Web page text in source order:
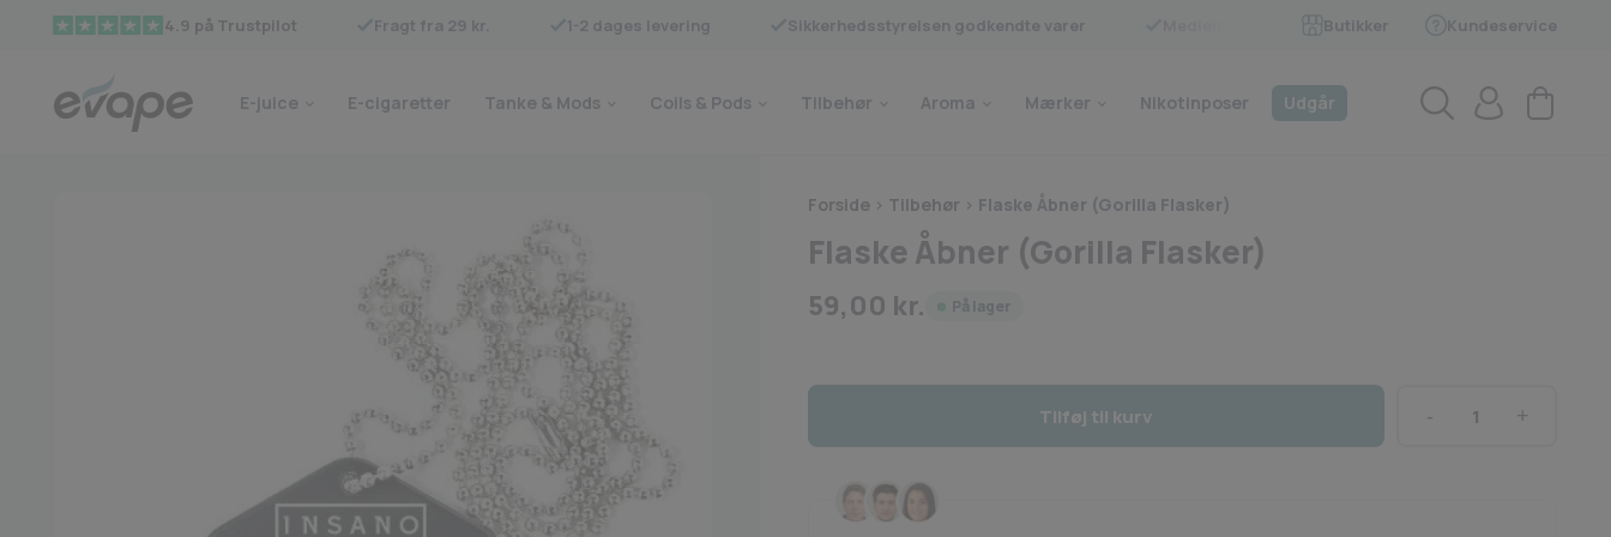
4.9 på Trustpilot Fragt fra 29 kr. 1-2 dages levering Sikkerhedsstyrelsen godkendte varer 4.9 på Trustpilot
Butikker Kundeservice
E-juice E-cigaretter Tanke & Mods Coils & Pods Tilbehør Aroma Mærker Nikotinposer Udgår
Forside > Tilbehør > Flaske Åbner (Gorilla Flasker)
Flaske Åbner (Gorilla Flasker)
59,00 kr.
Tilføj til kurv